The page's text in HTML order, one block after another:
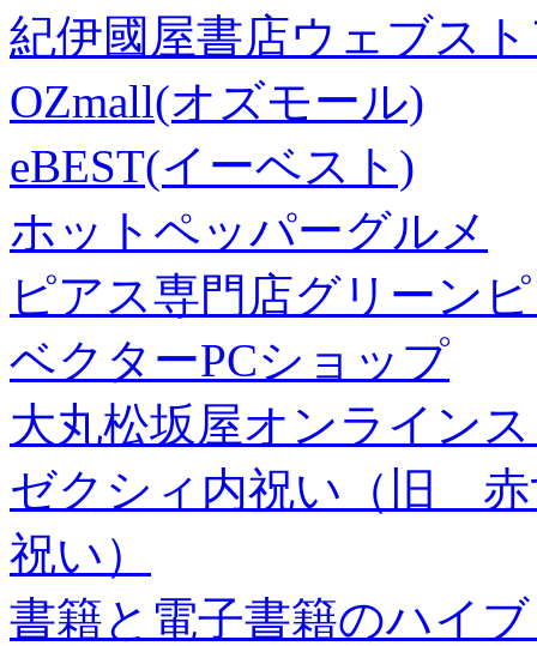
紀伊國屋書店ウェブス
OZmall(オズモール)
eBEST(イーベスト)
ホットペッパーグルメ
ピアス専門店グリーン
ベクターPCショップ
大丸松坂屋オンライン
ゼクシィ内祝い（旧 赤
祝い）
書籍と電子書籍のハイ